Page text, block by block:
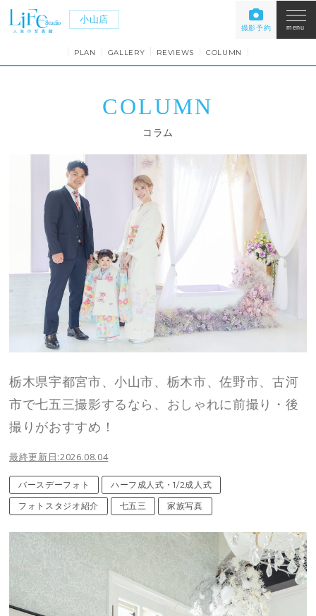
小山店
撮影予約 menu
PLAN GALLERY REVIEWS COLUMN
COLUMN
コラム
栃木県宇都宮市、小山市、栃木市、佐野市、古河
市で七五三撮影するなら、おしゃれに前撮り・後
撮りがおすすめ！
最終更新日:2026.08.04
バースデーフォト
ハーフ成人式・1/2成人式
フォトスタジオ紹介
七五三 家族写真